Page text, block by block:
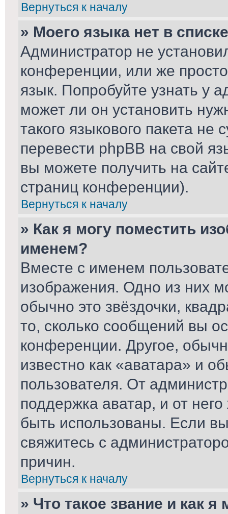
Вернуться к началу
» Моего языка нет в
Администратор не
конференции, или же
язык. Попробуйте узнать у
может ли он установить
такого языкового пакета
перевести phpBB на свой
вы можете получить на
страниц конференции).
Вернуться к началу
» Как я могу поместить
именем?
Вместе с именем
изображения. Одно из них
обычно это звёздочки,
то, сколько сообщений вы
конференции. Другое,
известно как «аватара» и
пользователя. От
поддержка аватар, и от
быть использованы. Если
свяжитесь с
причин.
Вернуться к началу
» Что такое звание и как я